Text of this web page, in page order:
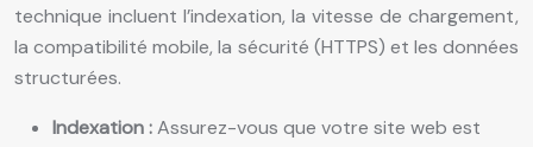
technique incluent l’indexation, la vitesse de chargement,
la compatibilité mobile, la sécurité (HTTPS) et les données
structurées.
Indexation :Assurez-vous que votre site web est